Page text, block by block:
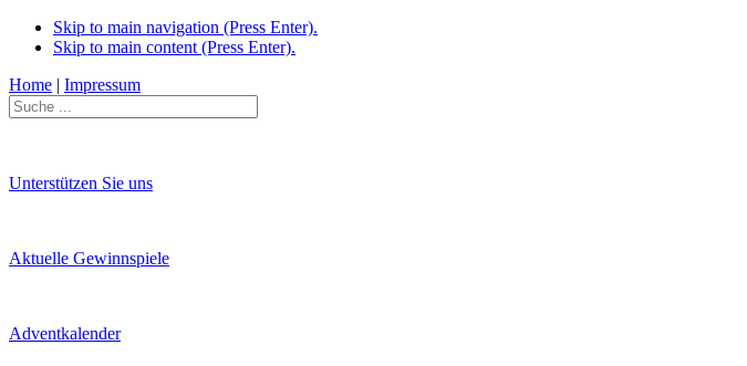
Skip to main navigation (Press Enter).
Skip to main content (Press Enter).
Home | Impressum
Unterstützen Sie uns
Aktuelle Gewinnspiele
Adventkalender